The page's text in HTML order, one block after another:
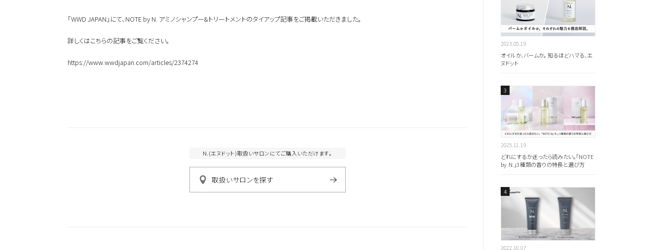
お試しサイズあり
シトラス
オーガニック植物成分配合
「WWD JAPAN」にて、NOTE by N. アミノシャンプー&トリートメントのタイアップ記事をご掲載いただきました。
詳しくはこちらの記事をご覧ください。
https://www.wwdjapan.com/articles/2374274
N.(エヌドット)取扱いサロンにてご購入いただけます。
取扱いサロンを探す
2023.05.19
オイルか、バームか。 知るほどハマる、エ
ヌドット
2025.11.19
どれにするか迷ったら読みたい。「NOTE
by N.」3種類の香りの特長と選び方
2022.10.07